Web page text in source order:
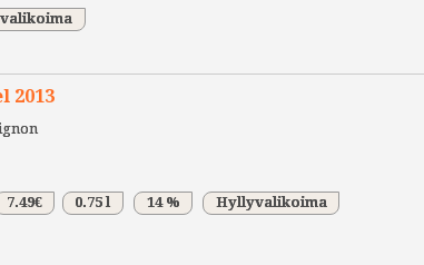
2013
7.49€ 0.75 l 14 % Hyllyvalikoima